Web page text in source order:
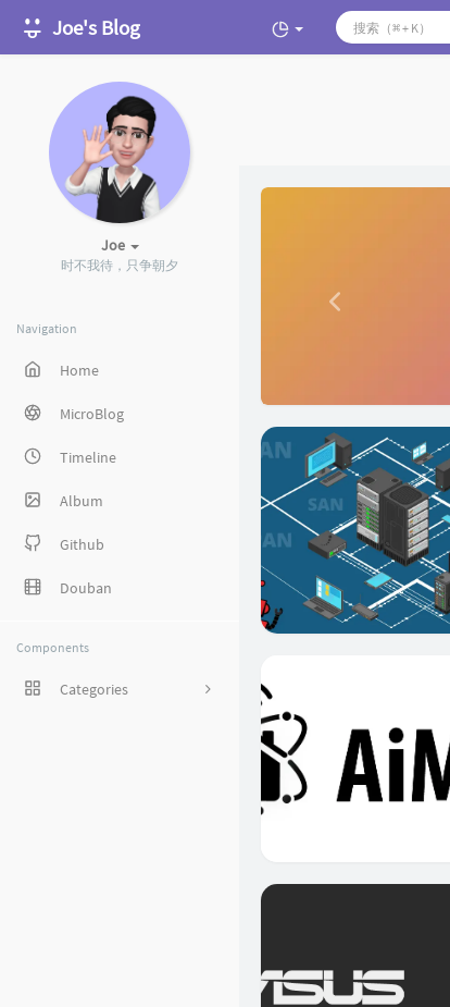
Joe's Blog
Joe
时不我待，只争朝夕
Navigation
Home
MicroBlog
Timeline
Album
Github
Douban
Components
Categories
v
s